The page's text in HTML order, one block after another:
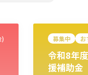
宿泊･旅館業
) 募集中 お
令和8年
援補助金